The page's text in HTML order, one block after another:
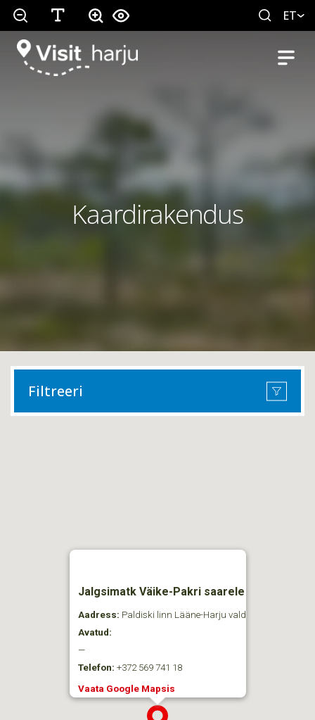
ET
Kaardirakendus
Filtreeri
Jalgsimatk Väike-Pakri saarele
Aadress: Paldiski linn Lääne-Harju vald
Avatud:
—
Telefon: +372 569 741 18
Vaata Google Mapsis